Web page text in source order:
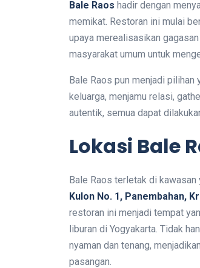
Bale Raos hadir dengan
memikat. Restoran ini mulai
upaya merealisasikan
masyarakat umum untuk
Bale Raos pun menjadi pilihan
keluarga, menjamu relasi,
autentik, semua dapat
Lokasi Bale
Bale Raos terletak di
Kulon No. 1, Panembahan,
restoran ini menjadi tempat
liburan di Yogyakarta. Tidak
nyaman dan tenang,
pasangan.